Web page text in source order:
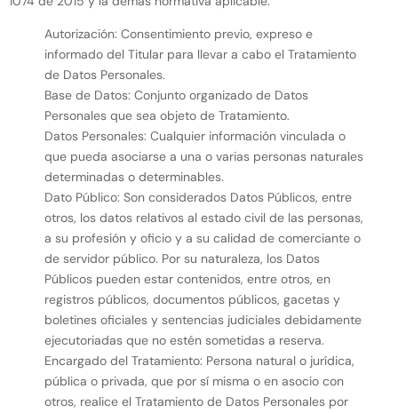
Autorización: Consentimiento previo, expreso e
informado del Titular para llevar a cabo el Tratamiento
de Datos Personales.
Base de Datos: Conjunto organizado de Datos
Personales que sea objeto de Tratamiento.
Datos Personales: Cualquier información vinculada o
que pueda asociarse a una o varias personas naturales
determinadas o determinables.
Dato Público: Son considerados Datos Públicos, entre
otros, los datos relativos al estado civil de las personas,
a su profesión y oficio y a su calidad de comerciante o
de servidor público. Por su naturaleza, los Datos
Públicos pueden estar contenidos, entre otros, en
registros públicos, documentos públicos, gacetas y
boletines oficiales y sentencias judiciales debidamente
ejecutoriadas que no estén sometidas a reserva.
Encargado del Tratamiento: Persona natural o jurídica,
pública o privada, que por sí misma o en asocio con
otros, realice el Tratamiento de Datos Personales por